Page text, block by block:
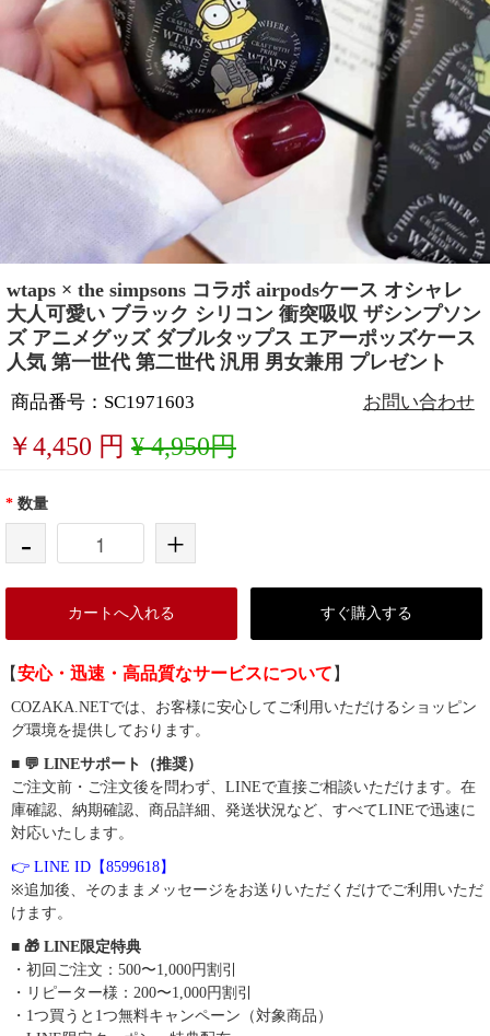
wtaps × the simpsons コラボ airpodsケース オシャレ
大人可愛い ブラック シリコン 衝突吸収 ザシンプソン
ズ アニメグッズ ダブルタップス エアーポッズケース
人気 第一世代 第二世代 汎用 男女兼用 プレゼント
商品番号：SC1971603 お問い合わせ
￥4,450 円 ¥ 4,950円
* 数量
- +
カートへ入れる すぐ購入する
【安心・迅速・高品質なサービスについて 】
COZAKA.NETでは、お客様に安心してご利用いただけるショッピン
グ環境を提供しております。
■ 💬 LINEサポート（推奨）
ご注文前・ご注文後を問わず、LINEで直接ご相談いただけます。在
庫確認、納期確認、商品詳細、発送状況など、すべてLINEで迅速に
対応いたします。
👉 LINE ID【8599618】
※追加後、そのままメッセージをお送りいただくだけでご利用いただ
けます。
■ 🎁 LINE限定特典
・初回ご注文：500〜1,000円割引
・リピーター様：200〜1,000円割引
・1つ買うと1つ無料キャンペーン（対象商品）